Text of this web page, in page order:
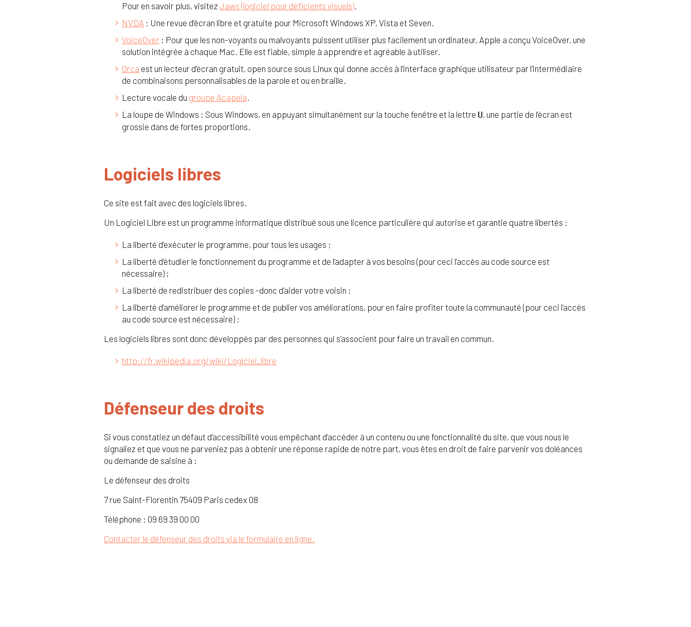
Pour en savoir plus, visitez Jaws (logiciel pour déficients visuels).
NVDA : Une revue d’écran libre et gratuite pour Microsoft Windows XP, Vista et Seven.
VoiceOver : Pour que les non-voyants ou malvoyants puissent utiliser plus facilement un ordinateur, Apple a conçu VoiceOver, une
solution intégrée à chaque Mac. Elle est fiable, simple à apprendre et agréable à utiliser.
Orca est un lecteur d’écran gratuit, open source sous Linux qui donne accès à l’interface graphique utilisateur par l’intermédiaire
de combinaisons personnalisables de la parole et ou en braille.
Lecture vocale du groupe Acapela.
La loupe de Windows : Sous Windows, en appuyant simultanément sur la touche fenêtre et la lettre U, une partie de l’écran est
grossie dans de fortes proportions.
Logiciels libres
Ce site est fait avec des logiciels libres.
Un Logiciel Libre est un programme informatique distribué sous une licence particulière qui autorise et garantie quatre libertés :
La liberté d’exécuter le programme, pour tous les usages ;
La liberté d’étudier le fonctionnement du programme et de l’adapter à vos besoins (pour ceci l’accès au code source est
nécessaire) ;
La liberté de redistribuer des copies -donc d’aider votre voisin ;
La liberté d’améliorer le programme et de publier vos améliorations, pour en faire profiter toute la communauté (pour ceci l’accès
au code source est nécessaire) ;
Les logiciels libres sont donc développés par des personnes qui s’associent pour faire un travail en commun.
http://fr.wikipedia.org/wiki/Logiciel_libre
Défenseur des droits
Si vous constatiez un défaut d’accessibilité vous empêchant d’accéder à un contenu ou une fonctionnalité du site, que vous nous le
signaliez et que vous ne parveniez pas à obtenir une réponse rapide de notre part, vous êtes en droit de faire parvenir vos doléances
ou demande de saisine à :
Le défenseur des droits
7 rue Saint-Florentin 75409 Paris cedex 08
Téléphone : 09 69 39 00 00
Contacter le défenseur des droits via le formulaire en ligne.